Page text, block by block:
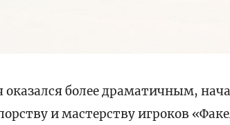
оказался более драматичным,
и мастерству игроков